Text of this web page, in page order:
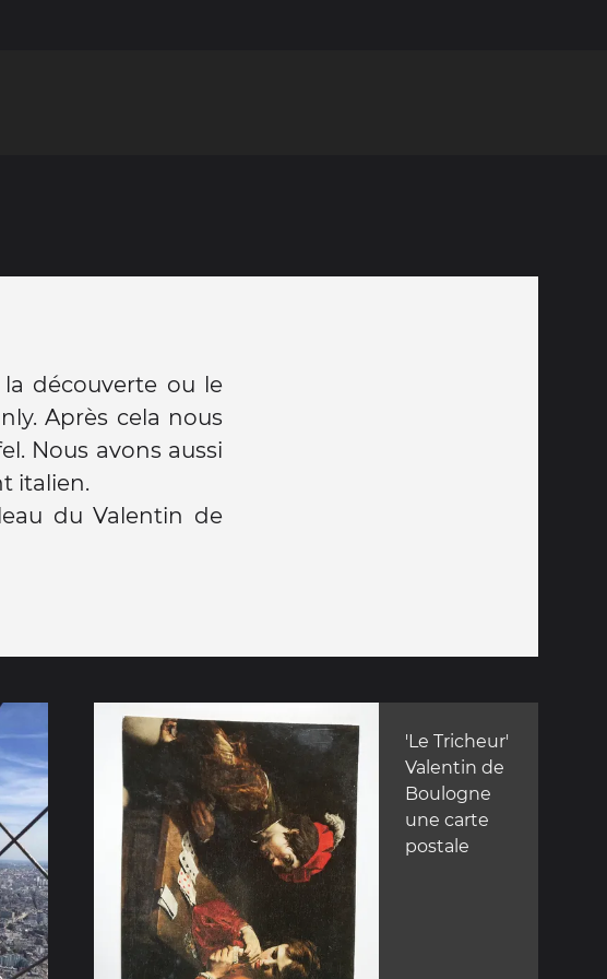
découverte ou le
Après cela nous
Nous avons aussi
italien.
du Valentin de
'Le Tricheur'
Valentin de
Boulogne
une carte
postale